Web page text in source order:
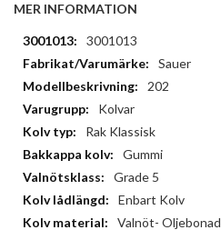
MER INFORMATION
Mer
information
3001013
Sauer
202
Kolvar
Rak Klassisk
Gummi
Grade 5
Enbart Kolv
Valnöt- Oljebonad